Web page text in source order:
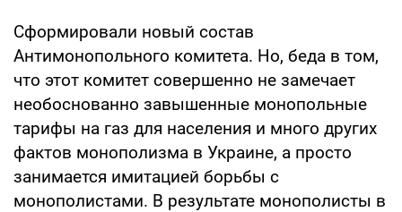
Сформировали новый состав
Антимонопольного комитета. Но, беда в том,
что этот комитет совершенно не замечает
необоснованно завышенные монопольные
тарифы на газ для населения и много других
фактов монополизма в Украине, а просто
занимается имитацией борьбы с
монополистами. В результате монополисты в